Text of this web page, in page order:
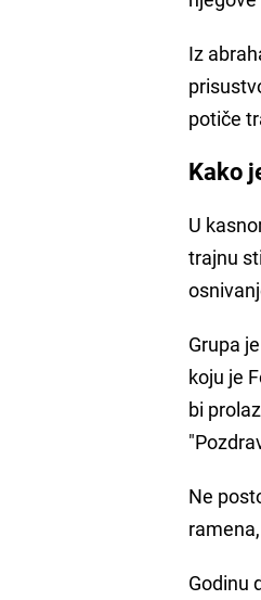
Iz
potiče
Kako
U
trajnu
Grupa
koju je
bi
Ne
Godinu